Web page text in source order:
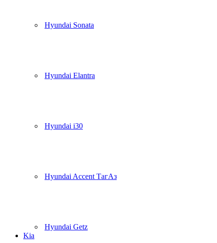
Hyundai Sonata
Hyundai Elantra
Hyundai i30
Hyundai Accent ТагАз
Hyundai Getz
Kia